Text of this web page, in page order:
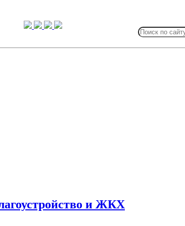
for:
и ЖКХ